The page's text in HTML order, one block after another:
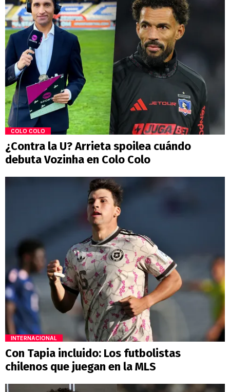
COLO COLO
¿Contra la U? Arrieta spoilea cuándo
debuta Vozinha en Colo Colo
INTERNACIONAL
Con Tapia incluido: Los futbolistas
chilenos que juegan en la MLS